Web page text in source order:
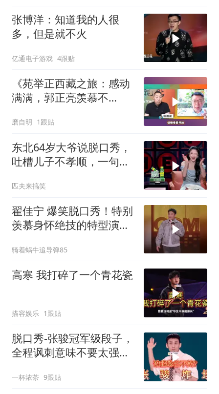
张博洋：知道我的人很
多，但是就不火
亿通电子游戏 4跟贴
《苑举正西藏之旅：感动
满满，郭正亮羡慕不
磨自明 1跟贴
东北64岁大爷说脱口秀，
吐槽儿子不孝顺，一句话
匹夫来搞笑
翟佳宁 爆笑脱口秀！特别
羡慕身怀绝技的特型演
骑着蜗牛追导弹85
高寒 我打碎了一个青花瓷
描容娱乐 1跟贴
脱口秀-张骏冠军级段子，
全程讽刺意味不要太强！
一杯浓茶 9跟贴